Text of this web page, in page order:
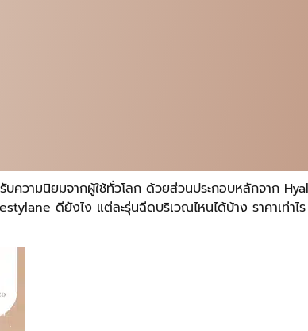
บความนิยมจากผู้ใช้ทั่วโลก ด้วยส่วนประกอบหลักจาก
ดียังไง แต่ละรุ่นฉีดบริเวณไหนได้บ้าง ราคาเท่าไ